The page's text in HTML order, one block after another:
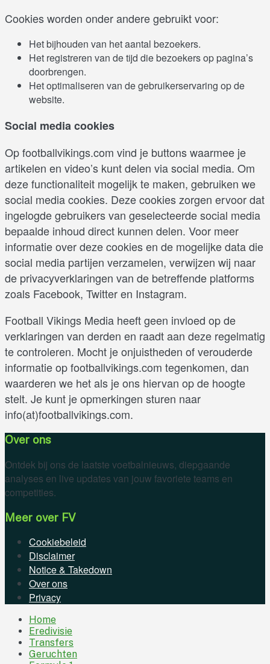
Cookies worden onder andere gebruikt voor:
Het bijhouden van het aantal bezoekers.
Het registreren van de tijd die bezoekers op pagina’s
doorbrengen.
Het optimaliseren van de gebruikerservaring op de
website.
Social media cookies
Op footballvikings.com vind je buttons waarmee je
artikelen en video’s kunt delen via social media. Om
deze functionaliteit mogelijk te maken, gebruiken we
social media cookies. Deze cookies zorgen ervoor dat
ingelogde gebruikers van geselecteerde social media
bepaalde inhoud direct kunnen delen. Voor meer
informatie over deze cookies en de mogelijke data die
social media partijen verzamelen, verwijzen wij naar
de privacyverklaringen van de betreffende platforms
zoals Facebook, Twitter en Instagram.
Football Vikings Media heeft geen invloed op de
verklaringen van derden en raadt aan deze regelmatig
te controleren. Mocht je onjuistheden of verouderde
informatie op footballvikings.com tegenkomen, dan
waarderen we het als je ons hiervan op de hoogte
stelt. Je kunt je opmerkingen sturen naar
info(at)footballvikings.com.
Over ons
Ontdek bij ons de laatste voetbalnieuws, diepgaande
analyses en live updates van jouw favoriete teams en
competities.
Meer over FV
Cookiebeleid
Disclaimer
Notice & Takedown
Over ons
Privacy
Home
Eredivisie
Transfers
Geruchten